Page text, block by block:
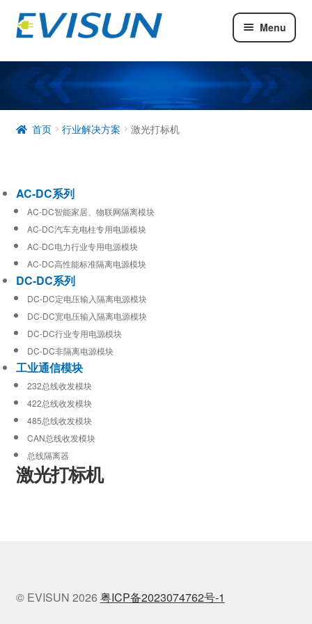
Menu
DC-DC系列
工业通信模块
首页 行业解决方案 激光打标机
激光打标机
AC-DC系列
AC-DC智能家居、物联网隔离模块
AC-DC汽车充电柱专用电源模块
AC-DC电力行业专用电源模块
AC-DC高性能标准隔离电源模块
DC-DC系列
DC-DC定电压输入隔离电源模块
DC-DC宽电压输入隔离电源模块
DC-DC行业专用电源模块
DC-DC非隔离电源模块
工业通信模块
232总线收发模块
422总线收发模块
485总线收发模块
CAN总线收发模块
总线隔离器
© EVISUN 2026 粤ICP备2023074762号-1